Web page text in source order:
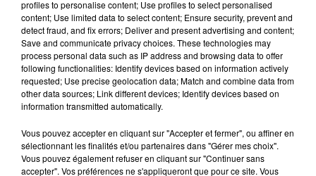
8h49
Rennes : enquête ouverte après
un accident impliquant un
conducteur...
Jeux Voir plus
profiles to personalise content; Use profiles to select personalised
content; Use limited data to select content; Ensure security, prevent and
detect fraud, and fix errors; Deliver and present advertising and content;
Save and communicate privacy choices. These technologies may
process personal data such as IP address and browsing data to offer
following functionalities: Identify devices based on information actively
requested; Use precise geolocation data; Match and combine data from
other data sources; Link different devices; Identify devices based on
information transmitted automatically.
Vous pouvez accepter en cliquant sur "Accepter et fermer", ou affiner en
sélectionnant les finalités et/ou partenaires dans "Gérer mes choix".
Vous pouvez également refuser en cliquant sur "Continuer sans
accepter". Vos préférences ne s'appliqueront que pour ce site. Vous